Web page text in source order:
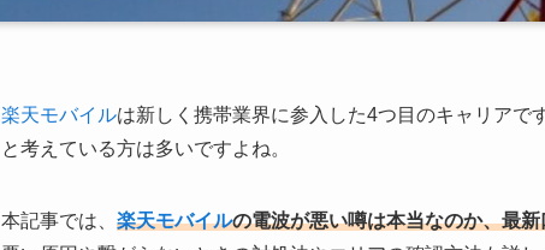
楽天モバイルは新しく携帯業界に参入した4つ目のキャリアで
と考えている方は多いですよね。
本記事では、 楽天モバイルの電波が悪い噂は本当なのか、最